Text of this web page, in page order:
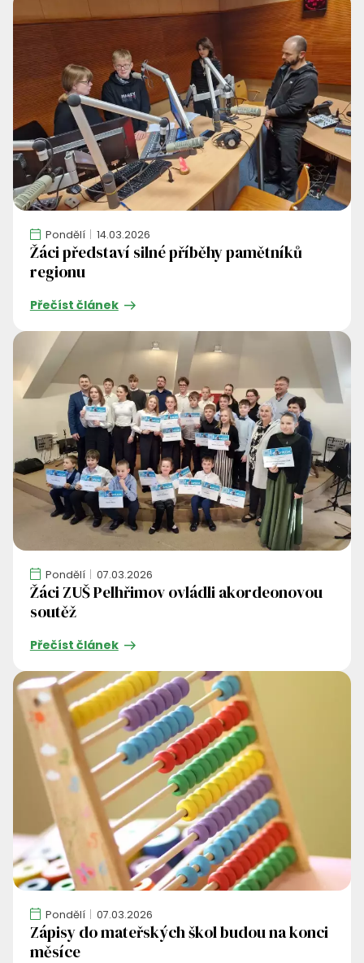
Pondělí 14.03.2026
Žáci představí silné příběhy pamětníků
regionu
Přečíst článek
Pondělí 07.03.2026
Žáci ZUŠ Pelhřimov ovládli akordeonovou
soutěž
Přečíst článek
Pondělí 07.03.2026
Zápisy do mateřských škol budou na konci
měsíce